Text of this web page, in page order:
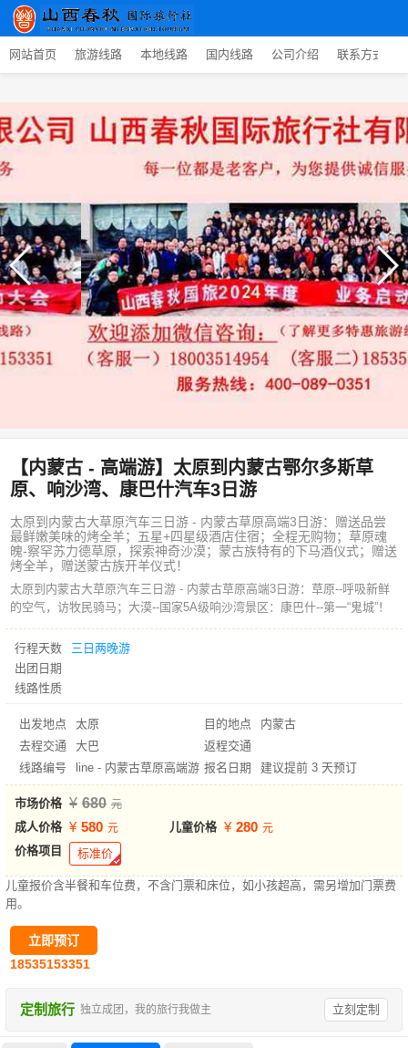
网站首页 旅游线路 本地线路 国内线路 公司介绍 联系方式
【内蒙古 - 高端游】太原到内蒙古鄂尔多斯草
原、响沙湾、康巴什汽车3日游
太原到内蒙古大草原汽车三日游 - 内蒙古草原高端3日游：赠送品尝
最鲜嫩美味的烤全羊；五星+四星级酒店住宿；全程无购物；草原魂
魄-察罕苏力德草原，探索神奇沙漠；蒙古族特有的下马酒仪式；赠送
烤全羊，赠送蒙古族开羊仪式！
太原到内蒙古大草原汽车三日游 - 内蒙古草原高端3日游：草原--呼吸新鲜
的空气，访牧民骑马；大漠--国家5A级响沙湾景区：康巴什--第一“鬼城”！
行程天数
三日两晚游
出团日期
线路性质
出发地点 太原 目的地点
内蒙古
去程交通
大巴
返程交通
线路编号
line - 内蒙古草原高端游 报名日期 建议提前 3 天预订
市场价格 680
成人价格 580 儿童价格 280
价格项目 标准价
儿童报价含半餐和车位费，不含门票和床位，如小孩超高，需另增加门票费
用。
立即预订
18535153351
定制旅行 独立成团，我的旅行我做主 立刻定制